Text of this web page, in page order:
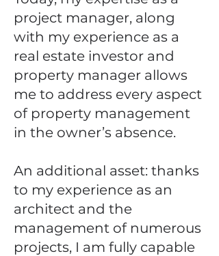
project manager, along
with my experience as a
real estate investor and
property manager allows
me to address every aspect
of property management
in the owner’s absence.
An additional asset: thanks
to my experience as an
architect and the
management of numerous
projects, I am fully capable